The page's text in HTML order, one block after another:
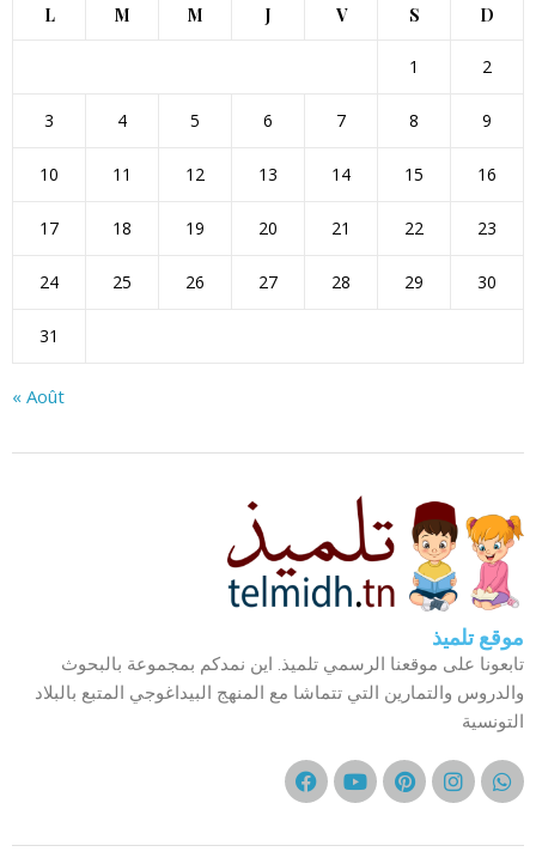
L M M J V S D
1 2
3 4 5 6 7 8 9
10 11 12 13 14 15 16
17 18 19 20 21 22 23
24 25 26 27 28 29 30
31
« Août
موقع تلميذ
تابعونا على موقعنا الرسمي تلميذ. اين نمدكم بمجموعة بالبحوث
والدروس والتمارين التي تتماشا مع المنهج البيداغوجي المتبع بالبلاد
التونسية